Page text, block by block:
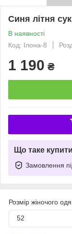
Синя літня
В наявності
Код: Ілона-8
1 190 ₴
Що таке
Замовлення
Розмір жіночого
52